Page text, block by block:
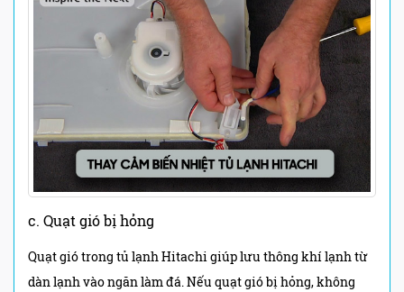
c. Quạt gió bị hỏng
Quạt gió trong tủ lạnh Hitachi giúp lưu thông khí lạnh từ
dàn lạnh vào ngăn làm đá. Nếu quạt gió bị hỏng, không